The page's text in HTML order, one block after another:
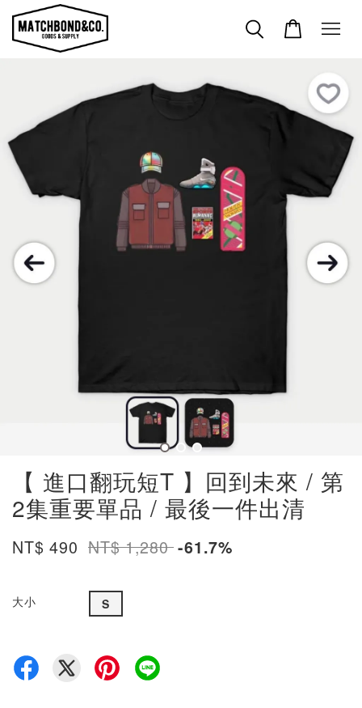
【 進口翻玩短T 】回到未來 / 第
2集重要單品 / 最後一件出清
NT$ 490 NT$ 1,280-61.7%
大小 S